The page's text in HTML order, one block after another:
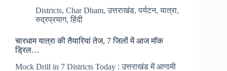
Districts, Char Dham,उत्तराखंड,पर्यटन,यात्रा,
रुद्रप्रयाग,हिंदी
चारधाम यात्रा की तैयारियां तेज, 7 जिलों में आज मॉक
ड्रिल…
Mock Drill in 7 Districts Today : उत्तराखंड में आगामी